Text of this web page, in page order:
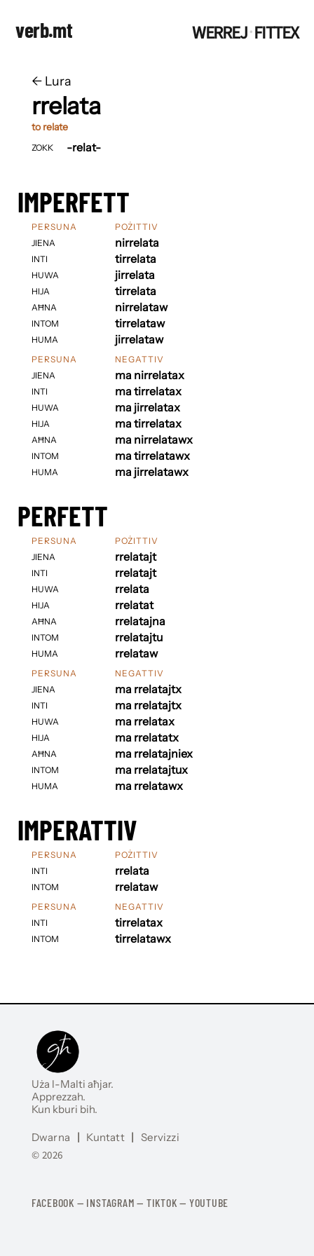
verb.mt WERREJ·FITTEX
← ​​Lura
rrelata
to relate
ZOKK -relat-
IMPERFETT
PERSUNA
JIENA
INTI
HUWA
HIJA
AĦNA
INTOM
HUMA
POŻITTIV
nirrelata
tirrelata
jirrelata
tirrelata
nirrelataw
tirrelataw
jirrelataw
PERSUNA
JIENA
INTI
HUWA
HIJA
AĦNA
INTOM
HUMA
NEGATTIV
ma nirrelatax
ma tirrelatax
ma jirrelatax
ma tirrelatax
ma nirrelatawx
ma tirrelatawx
ma jirrelatawx
PERFETT
PERSUNA
JIENA
INTI
HUWA
HIJA
AĦNA
INTOM
HUMA
POŻITTIV
rrelatajt
rrelatajt
rrelata
rrelatat
rrelatajna
rrelatajtu
rrelataw
PERSUNA
JIENA
INTI
HUWA
HIJA
AĦNA
INTOM
HUMA
NEGATTIV
ma rrelatajtx
ma rrelatajtx
ma rrelatax
ma rrelatatx
ma rrelatajniex
ma rrelatajtux
ma rrelatawx
IMPERATTIV
PERSUNA
INTI
INTOM
POŻITTIV
rrelata
rrelataw
PERSUNA
INTI
INTOM
NEGATTIV
tirrelatax
tirrelatawx
Uża l-Malti aħjar.
Apprezzah.
Kun kburi bih.
Dwarna | Kuntatt | Servizzi
© 2026
FACEBOOK — INSTAGRAM — TIKTOK — YOUTUBE